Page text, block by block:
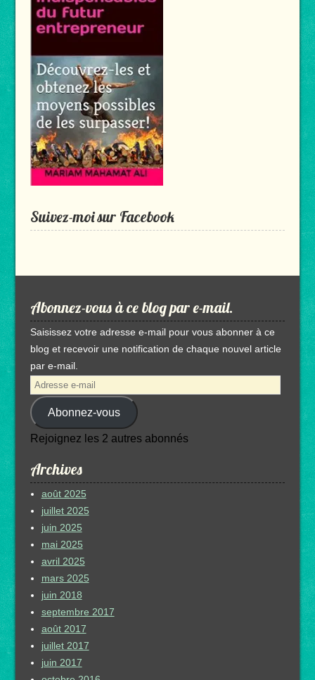
Suivez-moi sur Facebook
Abonnez-vous à ce blog par e-mail.
Saisissez votre adresse e-mail pour vous abonner à ce
blog et recevoir une notification de chaque nouvel article
par e-mail.
Adresse
e-
mail Abonnez-vous
Rejoignez les 2 autres abonnés
Archives
août 2025
juillet 2025
juin 2025
mai 2025
avril 2025
mars 2025
juin 2018
septembre 2017
août 2017
juillet 2017
juin 2017